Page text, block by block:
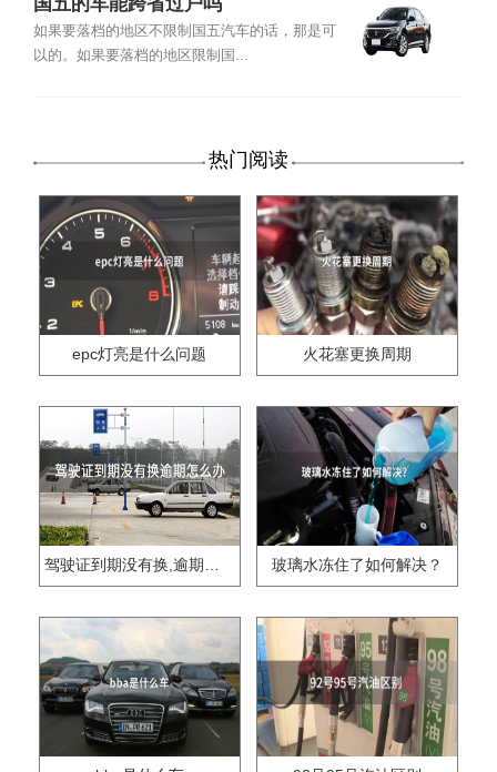
如果要落档的地区不限制国五汽车的话，那是可
以的。如果要落档的地区限制国...
热门阅读
epc灯亮是什么问题 火花塞更换周期
驾驶证到期没有换,逾期怎么办?? 玻璃水冻住了如何解决？